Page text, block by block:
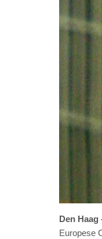
Den Haag
Europese